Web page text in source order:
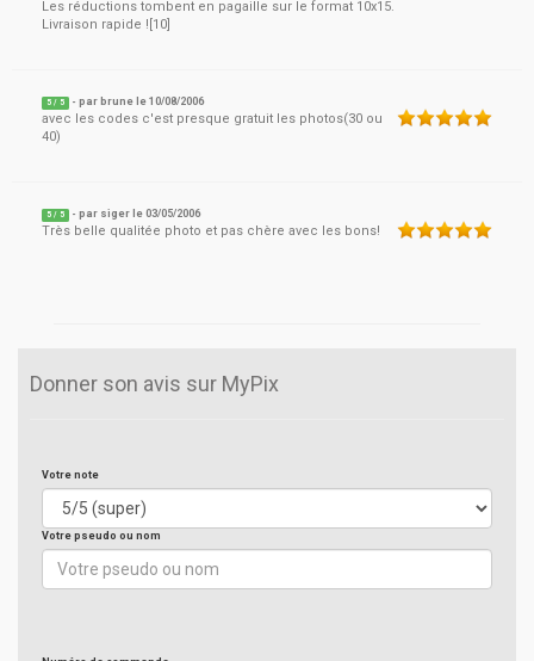
Les réductions tombent en pagaille sur le format 10x15.
Livraison rapide ![10]
5 / 5 - par brune le10/08/2006
avec les codes c'est presque gratuit les photos(30 ou
40)
5 / 5 - par siger le03/05/2006
Très belle qualitée photo et pas chère avec les bons!
Donner son avis sur MyPix
Votre note
Votre pseudo ou nom